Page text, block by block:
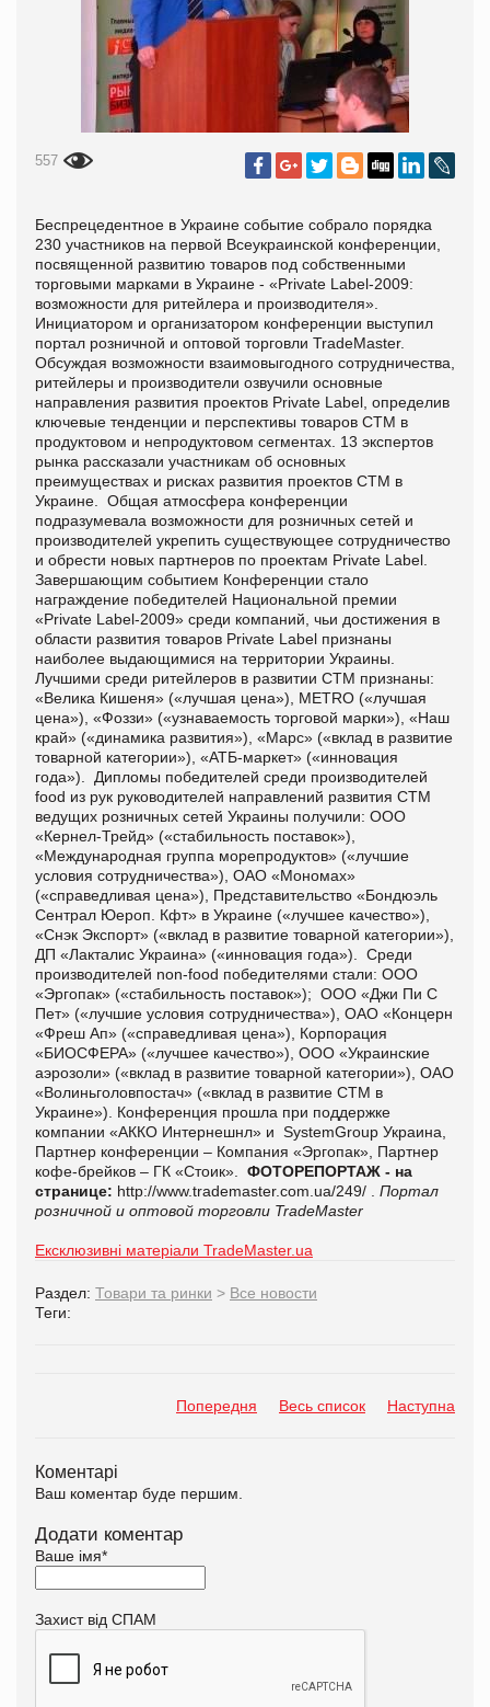
557
Беспрецедентное в Украине событие собрало порядка
230 участников на первой Всеукраинской конференции,
посвященной развитию товаров под собственными
торговыми марками в Украине - «Private Label-2009:
возможности для ритейлера и производителя».
Инициатором и организатором конференции выступил
портал розничной и оптовой торговли TradeMaster.
Обсуждая возможности взаимовыгодного сотрудничества,
ритейлеры и производители озвучили основные
направления развития проектов Private Label, определив
ключевые тенденции и перспективы товаров СТМ в
продуктовом и непродуктовом сегментах. 13 экспертов
рынка рассказали участникам об основных
преимуществах и рисках развития проектов СТМ в
Украине. Общая атмосфера конференции
подразумевала возможности для розничных сетей и
производителей укрепить существующее сотрудничество
и обрести новых партнеров по проектам Private Label.
Завершающим событием Конференции стало
награждение победителей Национальной премии
«Private Label-2009» среди компаний, чьи достижения в
области развития товаров Private Label признаны
наиболее выдающимися на территории Украины.
Лучшими среди ритейлеров в развитии СТМ признаны:
«Велика Кишеня» («лучшая цена»), METRO («лучшая
цена»), «Фоззи» («узнаваемость торговой марки»), «Наш
край» («динамика развития»), «Марс» («вклад в развитие
товарной категории»), «АТБ-маркет» («инновация
года»). Дипломы победителей среди производителей
food из рук руководителей направлений развития СТМ
ведущих розничных сетей Украины получили: ООО
«Кернел-Трейд» («стабильность поставок»),
«Международная группа морепродуктов» («лучшие
условия сотрудничества»), ОАО «Мономах»
(«справедливая цена»), Представительство «Бондюэль
Сентрал Юероп. Кфт» в Украине («лучшее качество»),
«Снэк Экспорт» («вклад в развитие товарной категории»),
ДП «Лакталис Украина» («инновация года»). Среди
производителей non-food победителями стали: ООО
«Эргопак» («стабильность поставок»); ООО «Джи Пи С
Пет» («лучшие условия сотрудничества»), ОАО «Концерн
«Фреш Ап» («справедливая цена»), Корпорация
«БИОСФЕРА» («лучшее качество»), ООО «Украинские
аэрозоли» («вклад в развитие товарной категории»), ОАО
«Волиньголовпостач» («вклад в развитие СТМ в
Украине»). Конференция прошла при поддержке
компании «АККО Интернешнл» и SystemGroup Украина,
Партнер конференции – Компания «Эргопак», Партнер
кофе-брейков – ГК «Стоик». ФОТОРЕПОРТАЖ - на
странице: http://www.trademaster.com.ua/249/ . Портал
розничной и оптовой торговли TradeMaster
Ексклюзивні матеріали TradeMaster.ua
Раздел: Товари та ринки > Все новости
Теги:
Попередня Весь список Наступна
Коментарі
Ваш коментар буде першим.
Додати коментар
Ваше імя*
Захист від СПАМ